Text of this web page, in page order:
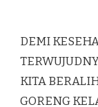
DEMI
KITA
GORENG